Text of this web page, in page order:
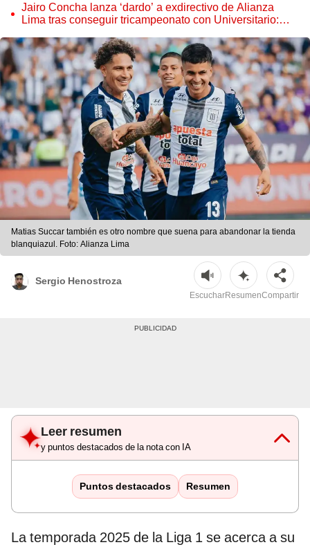
Jairo Concha lanza ‘dardo’ a exdirectivo de Alianza
Lima tras conseguir tricampeonato con Universitario:
Matias Succar también es otro nombre que suena para abandonar la tienda
blanquiazul. Foto: Alianza Lima
Sergio Henostroza
EscucharResumenCompartir
Leer resumen
y puntos destacados de la nota con IA
Puntos destacados Resumen
La temporada 2025 de la Liga 1 se acerca a su